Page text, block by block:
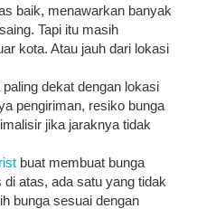
baik, menawarkan banyak
Tapi itu masih
kota. Atau jauh dari lokasi
dekat dengan lokasi
pengiriman, resiko bunga
jika jaraknya tidak
buat membuat bunga
atas, ada satu yang tidak
bunga sesuai dengan